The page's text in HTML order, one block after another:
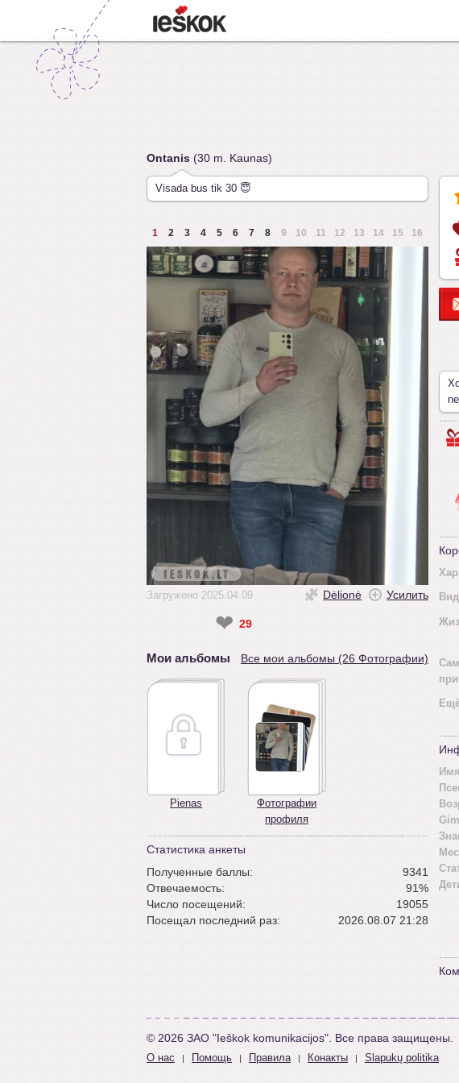
Ontanis (30 m. Kaunas)
Visada bus tik 30 😇
1 2 3 4 5 6 7 8 9 10 11 12 13 14 15 16
Загружено 2025.04.09 Dėlionė Усилить
❤ 29
Мои альбомы Все мои альбомы (26 Фотографии)
Pienas
Фотографии
профиля
Статистика анкеты
Полученные баллы:
9341
Отвечаемость:
91%
Число посещений:
19055
Посещал последний раз:
2026.08.07 21:28
© 2026 ЗАО "Ieškok komunikacijos". Все права защищены.
О нас | Помощь | Правила | Конакты | Slapukų politika